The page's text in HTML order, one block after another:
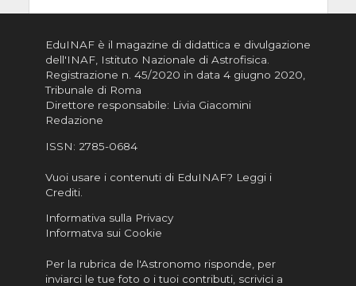
EduINAF è il magazine di didattica e divulgazione
dell'INAF, Istituto Nazionale di Astrofisica
Registrazione n. 45/2020 in data 4 giugno 2020,
Tribunale di Roma
Direttore responsabile: Livia Giacomini
Redazione
ISSN: 2785-0684
Vuoi usare i contenuti di EduINAF? Leggi i
Crediti.
Informativa sulla Privacy
Informatva sui Cookie
Per la rubrica de l'Astronomo risponde, per
inviarci le tue foto o i tuoi contributi, scrivici a